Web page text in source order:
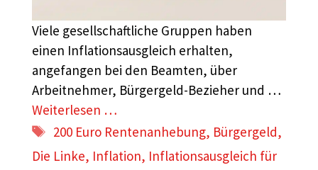
Viele gesellschaftliche Gruppen haben
einen Inflationsausgleich erhalten,
angefangen bei den Beamten, über
Arbeitnehmer, Bürgergeld-Bezieher und …
Weiterlesen …
Schlagwörter
200 Euro Rentenanhebung, Bürgergeld,
Die Linke, Inflation, Inflationsausgleich für